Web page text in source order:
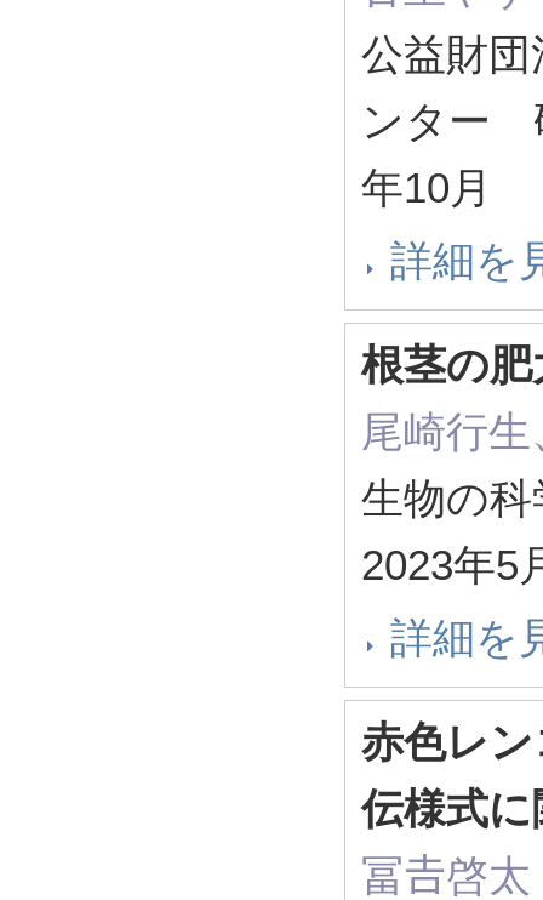
公益財
ンター
年10月
詳細を
根茎の
尾崎行
生物の
2023年5
詳細を
赤色レ
伝様式
冨𠮷啓